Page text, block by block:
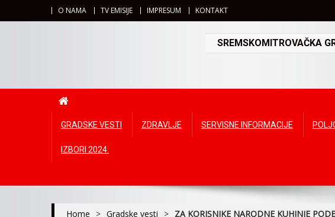
O NAMA TV EMISIJE IMPRESUM KONTAKT
SREMSKOMITROVAČKA
GRADSKE VESTI ZDRAVLJE SERVISNE INFORMACIJE
IZBORI 2024.
Home > Gradske vesti > ZA KORISNIKE NARODNE KUHINJE